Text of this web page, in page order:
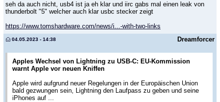
seh da auch nicht, usb4 ist ja eh klar und iirc gabs mal einen leak von
thunderbolt "5" welcher auch klar usbc stecker zeigt
https://www.tomshardware.com/news/i...-with-two-links
Dreamforcer
04.05.2023 - 14:38
Apples Wechsel von Lightning zu USB-C: EU-Kommission
warnt Apple vor neuen Kniffen
Apple wird aufgrund neuer Regelungen in der Europäischen Union
bald gezwungen sein, Lightning den Laufpass zu geben und seine
iPhones auf ...